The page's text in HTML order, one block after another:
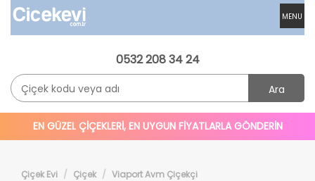
MENU
0532 208 34 24
Ara
EN GÜZEL ÇİÇEKLERİ, EN UYGUN FİYATLARLA GÖNDERİN
Çiçek Evi Çiçek Viaport Avm Çiçekçi